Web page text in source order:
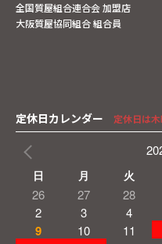
全国質屋組合連合会 加盟店
大阪質屋協同組合 組合員
定休日カレンダー 定休日は
日 月 火
26 27 28
2
3 4
9 10 11